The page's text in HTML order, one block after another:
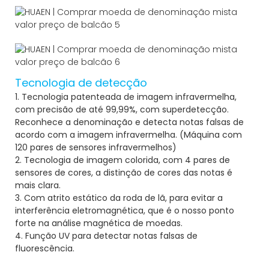
Tecnologia de detecção
1. Tecnologia patenteada de imagem infravermelha,
com precisão de até 99,99%, com superdetecção.
Reconhece a denominação e detecta notas falsas de
acordo com a imagem infravermelha. (Máquina com
120 pares de sensores infravermelhos)
2. Tecnologia de imagem colorida, com 4 pares de
sensores de cores, a distinção de cores das notas é
mais clara.
3. Com atrito estático da roda de lã, para evitar a
interferência eletromagnética, que é o nosso ponto
forte na análise magnética de moedas.
4. Função UV para detectar notas falsas de
fluorescência.